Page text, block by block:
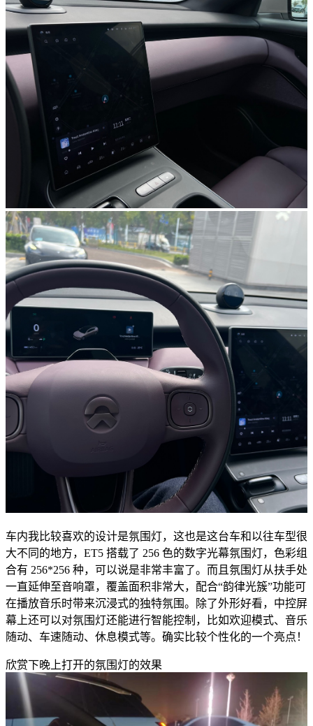
车内我比较喜欢的设计是氛围灯，这也是这台车和以往车型很
大不同的地方，ET5 搭载了 256 色的数字光幕氛围灯，色彩组
合有 256*256 种，可以说是非常丰富了。而且氛围灯从扶手处
一直延伸至音响罩，覆盖面积非常大，配合“韵律光簇”功能可
在播放音乐时带来沉浸式的独特氛围。除了外形好看，中控屏
幕上还可以对氛围灯还能进行智能控制，比如欢迎模式、音乐
随动、车速随动、休息模式等。确实比较个性化的一个亮点！
欣赏下晚上打开的氛围灯的效果